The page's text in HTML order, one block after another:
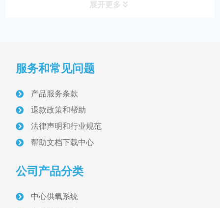
展开更多
病房设备带与终端
医用气体终端
气体维修阀
配电与照明
医护对讲设备
服务和常见问题
产品服务条款
退款政策和帮助
法律声明和行业规范
帮助文档下载中心
公司产品分类
中心供氧系统